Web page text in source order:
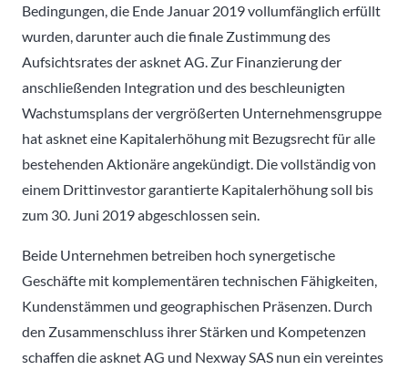
Bedingungen, die Ende Januar 2019 vollumfänglich erfüllt
wurden, darunter auch die finale Zustimmung des
Aufsichtsrates der asknet AG. Zur Finanzierung der
anschließenden Integration und des beschleunigten
Wachstumsplans der vergrößerten Unternehmensgruppe
hat asknet eine Kapitalerhöhung mit Bezugsrecht für alle
bestehenden Aktionäre angekündigt. Die vollständig von
einem Drittinvestor garantierte Kapitalerhöhung soll bis
zum 30. Juni 2019 abgeschlossen sein.
Beide Unternehmen betreiben hoch synergetische
Geschäfte mit komplementären technischen Fähigkeiten,
Kundenstämmen und geographischen Präsenzen. Durch
den Zusammenschluss ihrer Stärken und Kompetenzen
schaffen die asknet AG und Nexway SAS nun ein vereintes